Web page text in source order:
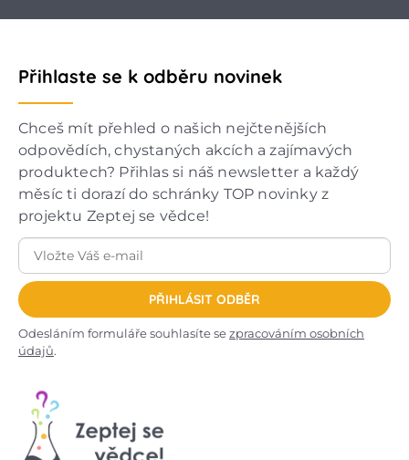
Přihlaste se k odběru novinek
Chceš mít přehled o našich nejčtenějších
odpovědích, chystaných akcích a zajímavých
produktech? Přihlas si náš newsletter a každý
měsíc ti dorazí do schránky TOP novinky z
projektu Zeptej se vědce!
PŘIHLÁSIT ODBĚR
Odesláním formuláře souhlasíte sezpracováním osobních
údajů.